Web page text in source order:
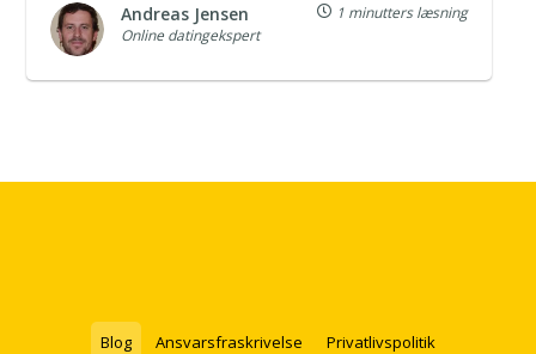
Andreas Jensen
Online datingekspert
1 minutters læsning
Blog Ansvarsfraskrivelse
Privatlivspolitik